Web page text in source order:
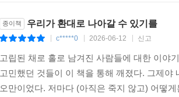
종이책 우리가 환대로 나아갈 수 있기를
c*****0 2026-06-12 신고
고립된 채로 홀로 남겨진 사람들에 대한 이야
고민했던 것들이 이 책을 통해 깨졌다. 그제
오만이었다. 저마다 (아직은 죽지 않고) 어떻